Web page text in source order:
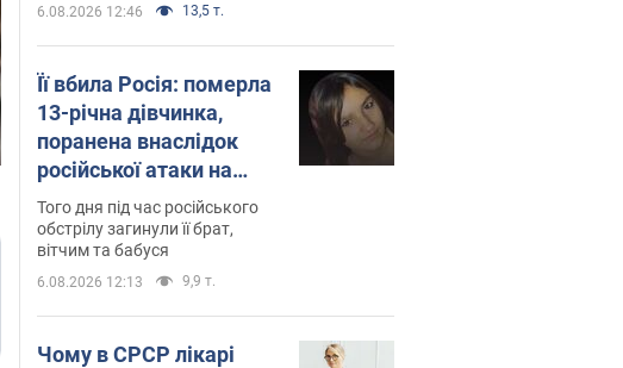
6.08.2026 12:46 13,5 т.
Її вбила Росія: померла
13-річна дівчинка,
поранена внаслідок
російської атаки на
Сумщину. Фото
Того дня під час російського
обстрілу загинули її брат,
вітчим та бабуся
6.08.2026 12:13 9,9 т.
Чому в СРСР лікарі